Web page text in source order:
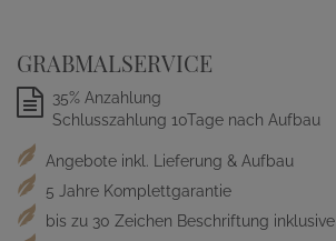
GRABMALSERVICE
35% Anzahlung
Schlusszahlung 10Tage nach Aufbau
Angebote inkl. Lieferung & Aufbau
5 Jahre Komplettgarantie
bis zu 30 Zeichen Beschriftung inklusive